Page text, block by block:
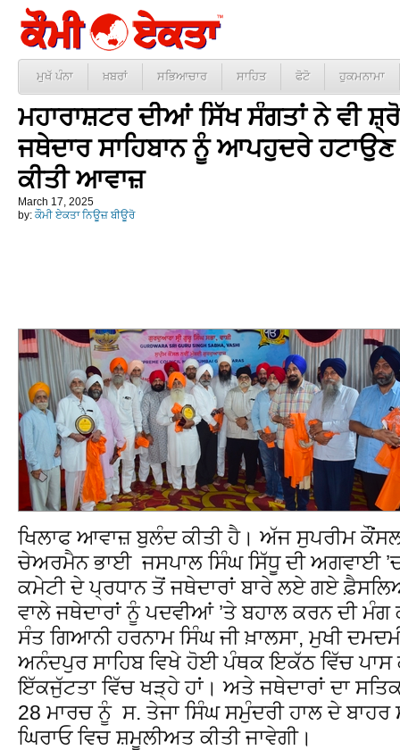
ਮੁਖੱ ਪੰਨਾ ਖ਼ਬਰਾਂ ਸਭਿਆਚਾਰ ਸਾਹਿਤ ਫੋਟੋ ਹੁਕਮਨਾਮਾ
ਮਹਾਰਾਸ਼ਟਰ ਦੀਆਂ ਸਿੱਖ ਸੰਗਤਾਂ ਨੇ ਵੀ
ਜਥੇਦਾਰ ਸਾਹਿਬਾਨ ਨੂੰ ਆਪਹੁਦਰੇ
ਕੀਤੀ ਆਵਾਜ਼
March 17, 2025
by: ਕੌਮੀ ਏਕਤਾ ਨਿਊਜ਼ ਬੀਊਰੋ
ਖਿਲਾਫ ਆਵਾਜ਼ ਬੁਲੰਦ ਕੀਤੀ ਹੈ। ਅੱਜ ਸੁਪਰੀਮ
ਚੇਅਰਮੈਨ ਭਾਈ ਜਸਪਾਲ ਸਿੰਘ ਸਿੱਧੂ ਦੀ ਅਗਵਾਈ
ਕਮੇਟੀ ਦੇ ਪ੍ਰਧਾਨ ਤੋਂ ਜਥੇਦਾਰਾਂ ਬਾਰੇ ਲਏ ਗਏ
ਵਾਲੇ ਜਥੇਦਾਰਾਂ ਨੂੰ ਪਦਵੀਆਂ ’ਤੇ ਬਹਾਲ ਕਰਨ ਦੀ ਮੰਗ
ਸੰਤ ਗਿਆਨੀ ਹਰਨਾਮ ਸਿੰਘ ਜੀ ਖ਼ਾਲਸਾ, ਮੁਖੀ
ਅਨੰਦਪੁਰ ਸਾਹਿਬ ਵਿਖੇ ਹੋਈ ਪੰਥਕ ਇਕੱਠ ਵਿੱਚ ਪਾਸ
ਇੱਕਜੁੱਟਤਾ ਵਿੱਚ ਖੜ੍ਹੇ ਹਾਂ। ਅਤੇ ਜਥੇਦਾਰਾਂ ਦਾ
28 ਮਾਰਚ ਨੂੰ ਸ. ਤੇਜਾ ਸਿੰਘ ਸਮੁੰਦਰੀ ਹਾਲ ਦੇ ਬਾਹਰ
ਘਿਰਾਓ ਵਿਚ ਸ਼ਮੂਲੀਅਤ ਕੀਤੀ ਜਾਵੇਗੀ।